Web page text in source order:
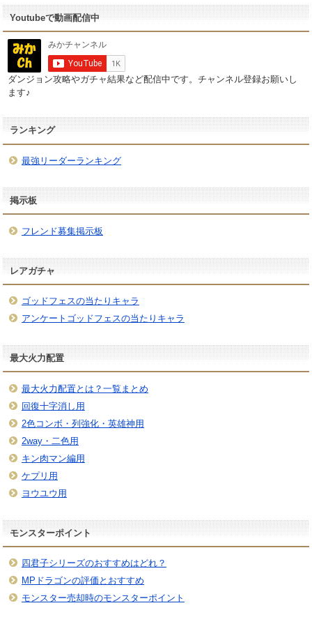
Youtubeで動画配信中
ダンジョン攻略やガチャ結果など配信中です。チャンネル登録お願いし
ます♪
ランキング
最強リーダーランキング
掲示板
フレンド募集掲示板
レアガチャ
ゴッドフェスの当たりキャラ
アンケートゴッドフェスの当たりキャラ
最大火力配置
最大火力配置とは？一覧まとめ
回復十字消し用
2色コンボ・列強化・英雄神用
2way・二色用
キン肉マン編用
ケプリ用
ヨウユウ用
モンスターポイント
四君子シリーズのおすすめはどれ？
MPドラゴンの評価とおすすめ
モンスター売却時のモンスターポイント